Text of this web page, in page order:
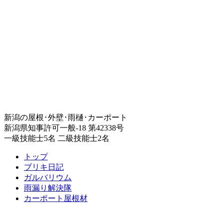
新潟の屋根･外壁･雨樋･カーポート
新潟県知事許可一般-18 第42338号
一級技能士5名 二級技能士2名
トップ
ブリキ日記
ガルバリウム
雨漏り解決隊
カーポート屋根材